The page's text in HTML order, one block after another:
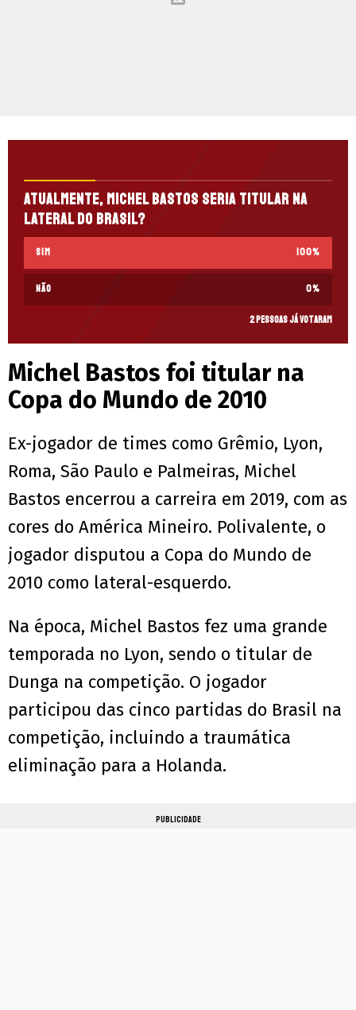
Atualmente, Michel Bastos seria titular na
lateral do Brasil?
Sim 100%
Não 0%
2 pessoas já votaram
Michel Bastos foi titular na
Copa do Mundo de 2010
Ex-jogador de times como Grêmio, Lyon,
Roma, São Paulo e Palmeiras, Michel
Bastos encerrou a carreira em 2019, com as
cores do América Mineiro. Polivalente, o
jogador disputou a Copa do Mundo de
2010 como lateral-esquerdo.
Na época, Michel Bastos fez uma grande
temporada no Lyon, sendo o titular de
Dunga na competição. O jogador
participou das cinco partidas do Brasil na
competição, incluindo a traumática
eliminação para a Holanda.
PUBLICIDADE